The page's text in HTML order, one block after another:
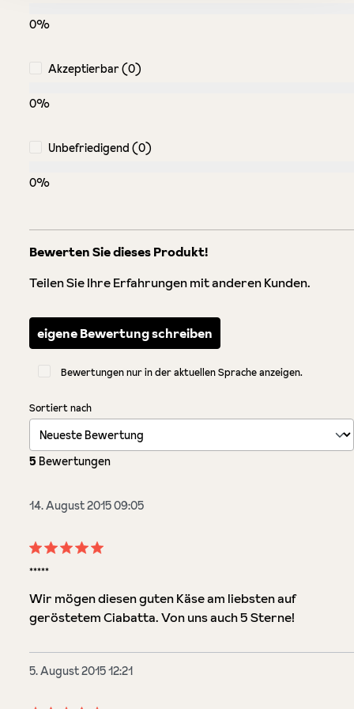
0%
Akzeptierbar (0)
0%
Unbefriedigend (0)
0%
Bewerten Sie dieses Produkt!
Teilen Sie Ihre Erfahrungen mit anderen Kunden.
eigene Bewertung schreiben
Bewertungen nur in der aktuellen Sprache anzeigen.
Sortiert nach
5 Bewertungen
14. August 2015 09:05
Bewertung mit 5 von 5 Sternen
*****
Wir mögen diesen guten Käse am liebsten auf
geröstetem Ciabatta. Von uns auch 5 Sterne!
5. August 2015 12:21